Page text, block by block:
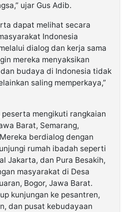
ujar Gus Adib.
dapat melihat secara
Indonesia
dialog dan kerja sama
mereka menyaksikan
budaya di Indonesia tidak
saling memperkaya,”
mengikuti rangkaian
Barat, Semarang,
berdialog dengan
rumah ibadah seperti
Jakarta, dan Pura Besakih,
masyarakat di Desa
Bogor, Jawa Barat.
kunjungan ke pesantren,
dan pusat kebudayaan